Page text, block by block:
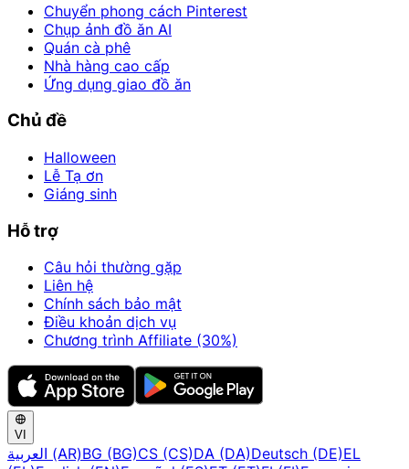
Chuyển phong cách Pinterest
Chụp ảnh đồ ăn AI
Quán cà phê
Nhà hàng cao cấp
Ứng dụng giao đồ ăn
Chủ đề
Halloween
Lễ Tạ ơn
Giáng sinh
Hỗ trợ
Câu hỏi thường gặp
Liên hệ
Chính sách bảo mật
Điều khoản dịch vụ
Chương trình Affiliate (30%)
VI
العربية (AR)BG (BG)CS (CS)DA (DA)Deutsch (DE)EL